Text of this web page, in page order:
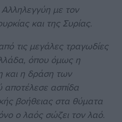
με τον
και της Συρίας.
τις μεγάλες τραγωδίες
όπου όμως η
και η δράση των
αποτέλεσε ασπίδα
βοήθειας στα θύματα
ο λαός σώζει τον λαό.